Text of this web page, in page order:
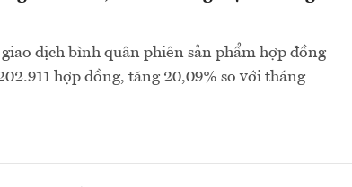
dịch bình quân phiên sản phẩm hợp đồng
hợp đồng, tăng 20,09% so với tháng